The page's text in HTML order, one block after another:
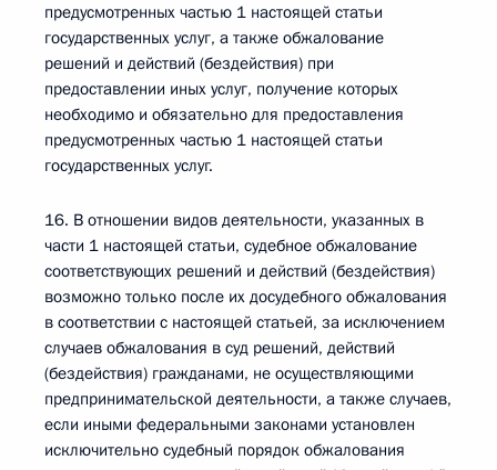
предусмотренных частью 1 настоящей статьи
государственных услуг, а также обжалование
решений и действий (бездействия) при
предоставлении иных услуг, получение которых
необходимо и обязательно для предоставления
предусмотренных частью 1 настоящей статьи
государственных услуг.
16. В отношении видов деятельности, указанных в
части 1 настоящей статьи, судебное обжалование
соответствующих решений и действий (бездействия)
возможно только после их досудебного обжалования
в соответствии с настоящей статьей, за исключением
случаев обжалования в суд решений, действий
(бездействия) гражданами, не осуществляющими
предпринимательской деятельности, а также случаев,
если иными федеральными законами установлен
исключительно судебный порядок обжалования